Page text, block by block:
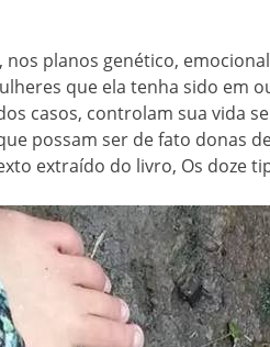
planos genético,
que ela tenha sido em
casos, controlam sua vida
possam ser de fato
extraído do livro, Os doze